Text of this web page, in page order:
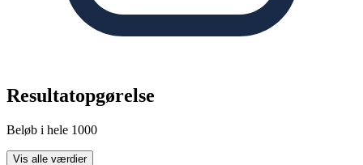
Resultatopgørelse
Beløb i hele 1000
Vis alle værdier